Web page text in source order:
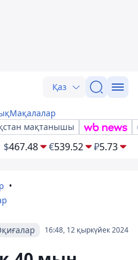
Қаз
Мақалалар
мақтанышы
$467.48 €539.52 ₽5.73
16:48, 12 қыркүйек 2024